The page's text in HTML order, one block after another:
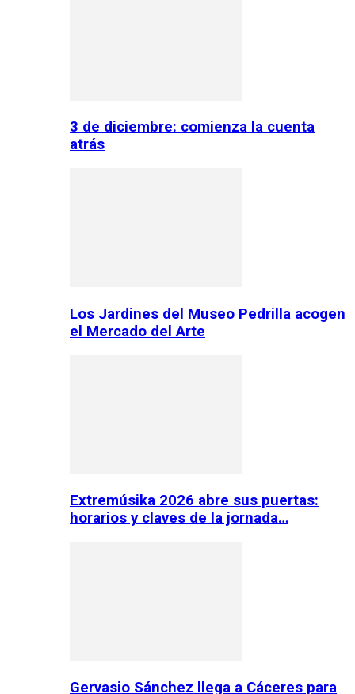
3 de diciembre: comienza la cuenta
atrás
Los Jardines del Museo Pedrilla acogen
el Mercado del Arte
Extremúsika 2026 abre sus puertas:
horarios y claves de la jornada…
Gervasio Sánchez llega a Cáceres para